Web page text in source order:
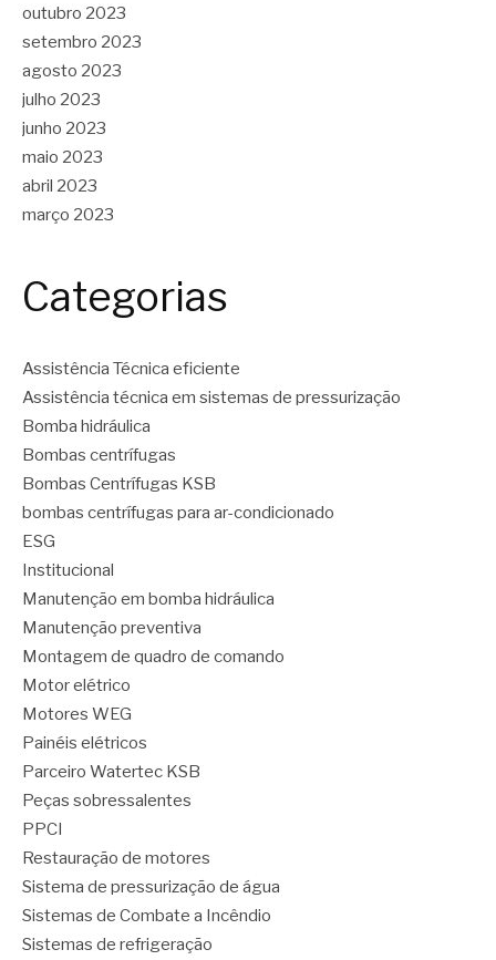
outubro 2023
setembro 2023
agosto 2023
julho 2023
junho 2023
maio 2023
abril 2023
março 2023
Categorias
Assistência Técnica eficiente
Assistência técnica em sistemas de pressurização
Bomba hidráulica
Bombas centrífugas
Bombas Centrífugas KSB
bombas centrífugas para ar-condicionado
ESG
Institucional
Manutenção em bomba hidráulica
Manutenção preventiva
Montagem de quadro de comando
Motor elétrico
Motores WEG
Painéis elétricos
Parceiro Watertec KSB
Peças sobressalentes
PPCI
Restauração de motores
Sistema de pressurização de água
Sistemas de Combate a Incêndio
Sistemas de refrigeração